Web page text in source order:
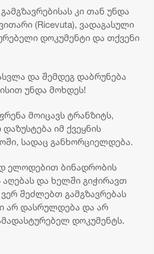
კი თან უნდა
(Ricevuta), ვადაგასული
დოკუმენტი და თქვენი
და შემდეგ დაბრუნება
უნდა მოხდეს!
მოიცავს ტრანზიტს,
იმ ქვეყნის
სადაც განხორციელდება.
ელოდებით ბინადრობის
და ხელში გიჭირავთ
შეძლებთ გამგზავრებას
არ დასრულდება და არ
დოკუმენტს.